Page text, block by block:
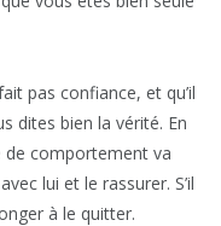
pas confiance, et qu’il
dites bien la vérité. En
de comportement va
lui et le rassurer. S’il
à le quitter.